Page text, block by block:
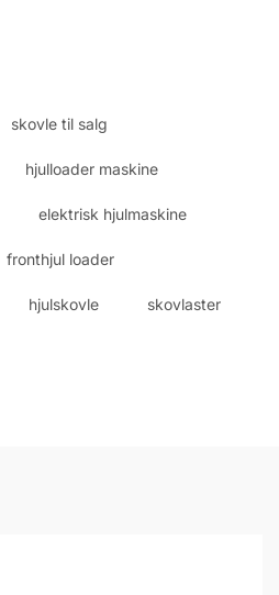
skovle til salg
hjulloader maskine
elektrisk hjulmaskine
fronthjul loader
hjulskovle skovlaster